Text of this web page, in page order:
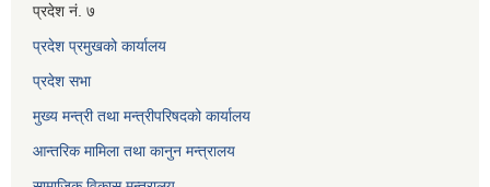
प्रदेश नं. ७
प्रदेश प्रमुखको कार्यालय
प्रदेश सभा
मुख्य मन्त्री तथा मन्त्रीपरिषदको कार्यालय
आन्तरिक मामिला तथा कानुन मन्त्रालय